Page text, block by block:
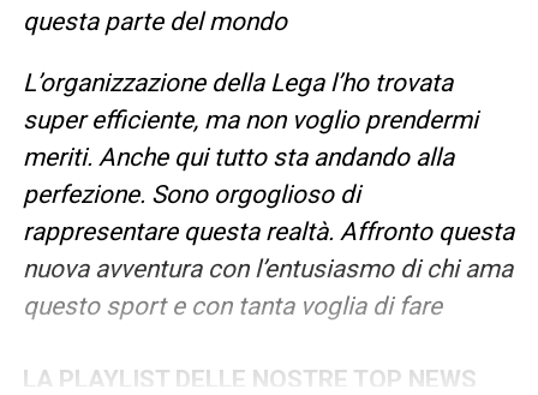
questa parte del mondo
L’organizzazione della Lega l’ho trovata
super efficiente, ma non voglio prendermi
meriti. Anche qui tutto sta andando alla
perfezione. Sono orgoglioso di
rappresentare questa realtà. Affronto questa
nuova avventura con l’entusiasmo di chi ama
questo sport e con tanta voglia di fare
LA PLAYLIST DELLE NOSTRE TOP NEWS